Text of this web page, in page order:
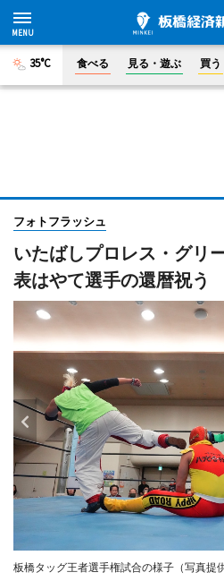
35°C 食べる 見る・遊ぶ 買う
フォトフラッシュ
いたばしプロレス・グ
表はやて選手の還暦祝う
板橋タッグ王者選手権試合の様子（写真提